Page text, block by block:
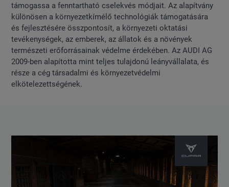
támogassa a fenntartható cselekvés módjait. Az alapítvány
különösen a környezetkímélő technológiák támogatására
és fejlesztésére összpontosít, a környezeti oktatási
tevékenységek, az emberek, az állatok és a növények
természeti erőforrásainak védelme érdekében. Az AUDI AG
2009-ben alapította mint teljes tulajdonú leányvállalata, és
része a cég társadalmi és környezetvédelmi
elkötelezettségének.